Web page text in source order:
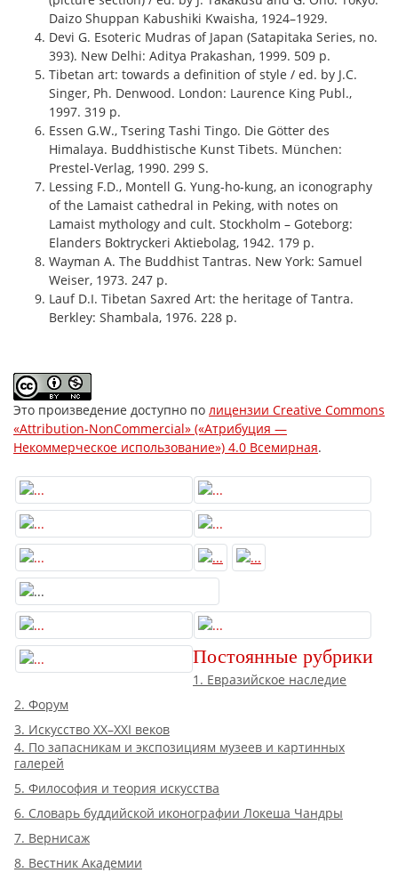
Это произведение доступно по лицензии Creative Commons
«Attribution-NonCommercial» («Атрибуция —
Некоммерческое использование») 4.0 Всемирная.
Постоянные рубрики
1. Евразийское наследие
2. Форум
3. Искусство XX–XXI веков
4. По запасникам и экспозициям музеев и картинных
галерей
5. Философия и теория искусства
6. Словарь буддийской иконографии Локеша Чандры
7. Вернисаж
8. Вестник Академии
Daizo Shuppan Kabushiki Kwaisha, 1924–1929.
Devi G. Esoteric Mudras of Japan (Satapitaka Series, no.
393). New Delhi: Aditya Prakashan, 1999. 509 p.
Tibetan art: towards a definition of style / ed. by J.C.
Singer, Ph. Denwood. London: Laurence King Publ.,
1997. 319 p.
Essen G.W., Tsering Tashi Tingo. Die Götter des
Himalaya. Buddhistische Kunst Tibets. München:
Prestel-Verlag, 1990. 299 S.
Lessing F.D., Montell G. Yung-ho-kung, an iconography
of the Lamaist cathedral in Peking, with notes on
Lamaist mythology and cult. Stockholm – Goteborg:
Elanders Boktryckeri Aktiebolag, 1942. 179 p.
Wayman A. The Buddhist Tantras. New York: Samuel
Weiser, 1973. 247 p.
Lauf D.I. Tibetan Saxred Art: the heritage of Tantra.
Berkley: Shambala, 1976. 228 p.